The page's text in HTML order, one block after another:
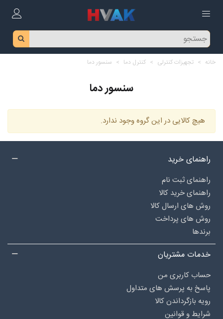
خانه > تجهیزات کنترلی > کنترل دما > سنسور دما
سنسور دما
هیچ کالایی در این گروه وجود ندارد.
راهنمای خرید
راهنمای ثبت نام
راهنمای خرید کالا
روش های ارسال کالا
روش های پرداخت
برندها
خدمات مشتریان
حساب کاربری من
پاسخ به پرسش های متداول
رویه بازگرداندن کالا
شرایط و قوانین